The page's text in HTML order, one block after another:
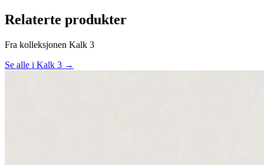
Relaterte produkter
Fra kolleksjonen Kalk 3
Se alle i Kalk 3 →